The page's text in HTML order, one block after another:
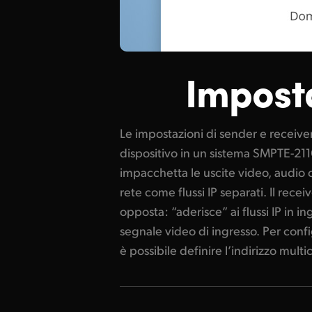
Le impostazioni di sender e
dispositivo in un sistema SMPTE-
impacchetta le uscite video, audio
rete come flussi IP separati. Il
opposta: “aderisce” ai flussi IP in
segnale video di ingresso. Per
è possibile definire l’indirizzo
numero di porta e il formato del
flusso elementare (essence).
funzionerà come sender, mentre
uno switcher fungerà da
correttamente queste
2110 raggiungano le destinazioni